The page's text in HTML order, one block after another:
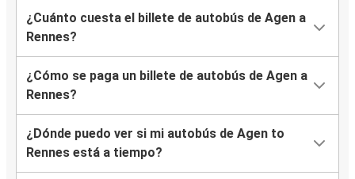
¿Cuánto cuesta el billete de autobús de Agen a
Rennes?
¿Cómo se paga un billete de autobús de Agen a
Rennes?
¿Dónde puedo ver si mi autobús de Agen to
Rennes está a tiempo?